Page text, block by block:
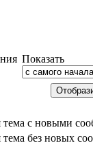
Показать
тема с новыми
тема без новых